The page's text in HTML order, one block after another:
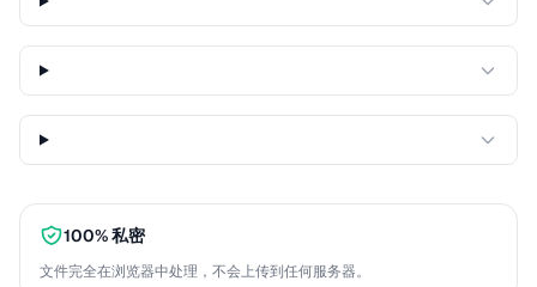
100% 私密
文件完全在浏览器中处理，不会上传到任何服务器。